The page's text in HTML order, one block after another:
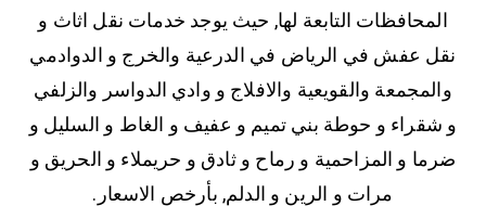
المحافظات التابعة لها, حيث يوجد خدمات نقل اثاث و
نقل عفش في الرياض في الدرعية والخرج و الدوادمي
والمجمعة والقويعية والافلاج و وادي الدواسر والزلفي
و شقراء و حوطة بني تميم و عفيف و الغاط و السليل و
ضرما و المزاحمية و رماح و ثادق و حريملاء و الحريق و
مرات و الرين و الدلم, بأرخص الاسعار.